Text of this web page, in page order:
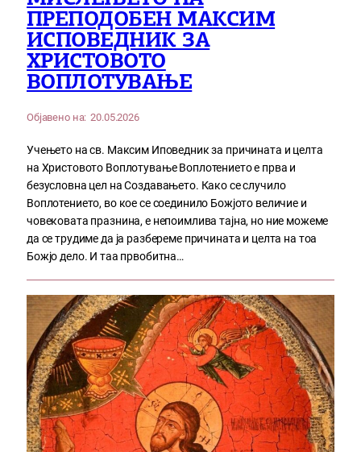
ПРЕПОДОБЕН МАКСИМ
ИСПОВЕДНИК ЗА
ХРИСТОВОТО
ВОПЛОТУВАЊЕ
Објавено на: 20.05.2026
Учењето на св. Максим Иповедник за причината и целта
на Христовото Воплотување Воплотението е прва и
безусловна цел на Создавањето. Како се случило
Воплотението, во кое се соединило Божјото величие и
човековата празнина, е непоимлива тајна, но ние можеме
да се трудиме да ја разбереме причината и целта на тоа
Божјо дело. И таа првобитна…